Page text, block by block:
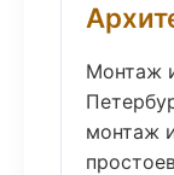
Монтаж
монтаж